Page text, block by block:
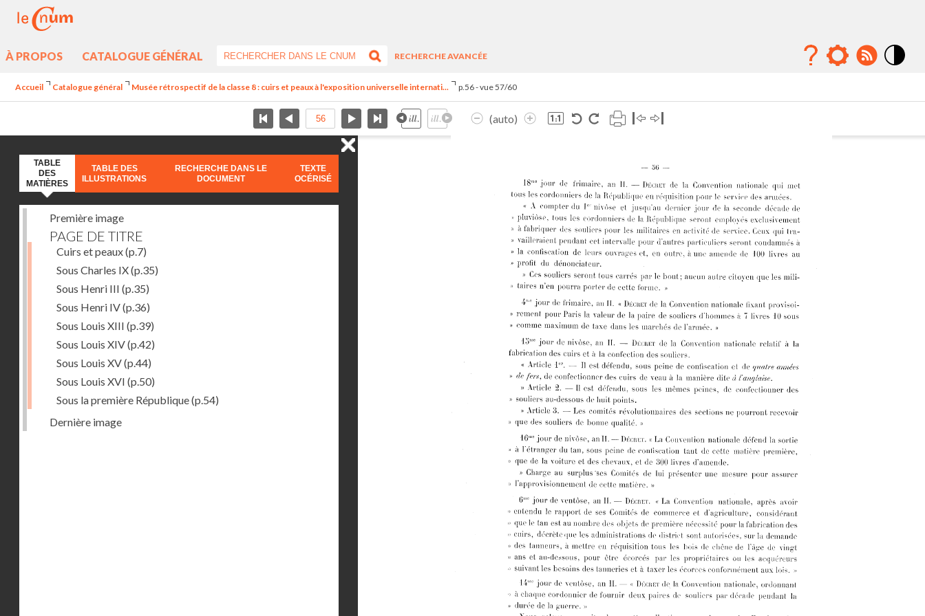
À PROPOS CATALOGUE GÉNÉRAL
RECHERCHE AVANCÉE
Accueil Catalogue général Musée rétrospectif de la classe 8 : cuirs et peaux à l'exposition universelle internati... p.56 - vue 57/60
(auto)
TABLE
DES
MATIÈRES
TABLE DES
ILLUSTRATIONS
RECHERCHE DANS LE
DOCUMENT
TEXTE
OCÉRISÉ
Première image
PAGE DE TITRE
Cuirs et peaux(p.7)
Sous Charles IX(p.35)
Sous Henri III (p.35)
Sous Henri IV(p.36)
Sous Louis XIII (p.39)
Sous Louis XIV(p.42)
Sous Louis XV(p.44)
Sous Louis XVI (p.50)
Sous la première République(p.54)
Dernière image